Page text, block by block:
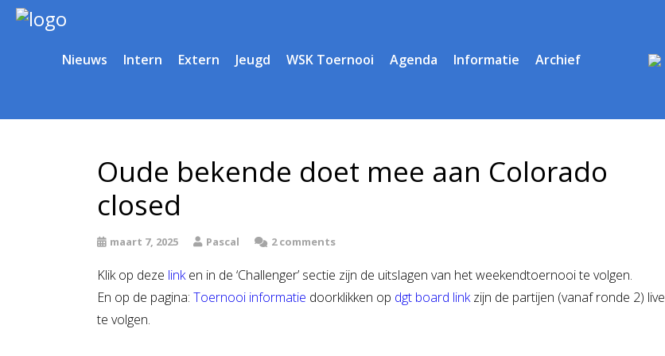
Nieuws Intern Extern Jeugd WSK Toernooi Agenda Informatie Archief
Oude bekende doet mee aan Colorado
closed
maart 7, 2025 Pascal 2 comments
Klik op deze linken in de ‘Challenger’ sectie zijn de uitslagen van het weekendtoernooi te volgen.
En op de pagina: Toernooi informatie doorklikken op dgt board linkzijn de partijen (vanaf ronde 2) live
te volgen.